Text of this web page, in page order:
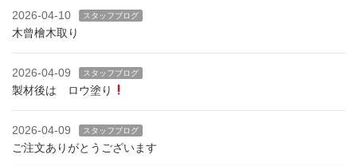
2026-04-10 スタッフブログ
木曾檜木取り
2026-04-09 スタッフブログ
製材後は ロウ塗り
2026-04-09 スタッフブログ
ご注文ありがとうございます